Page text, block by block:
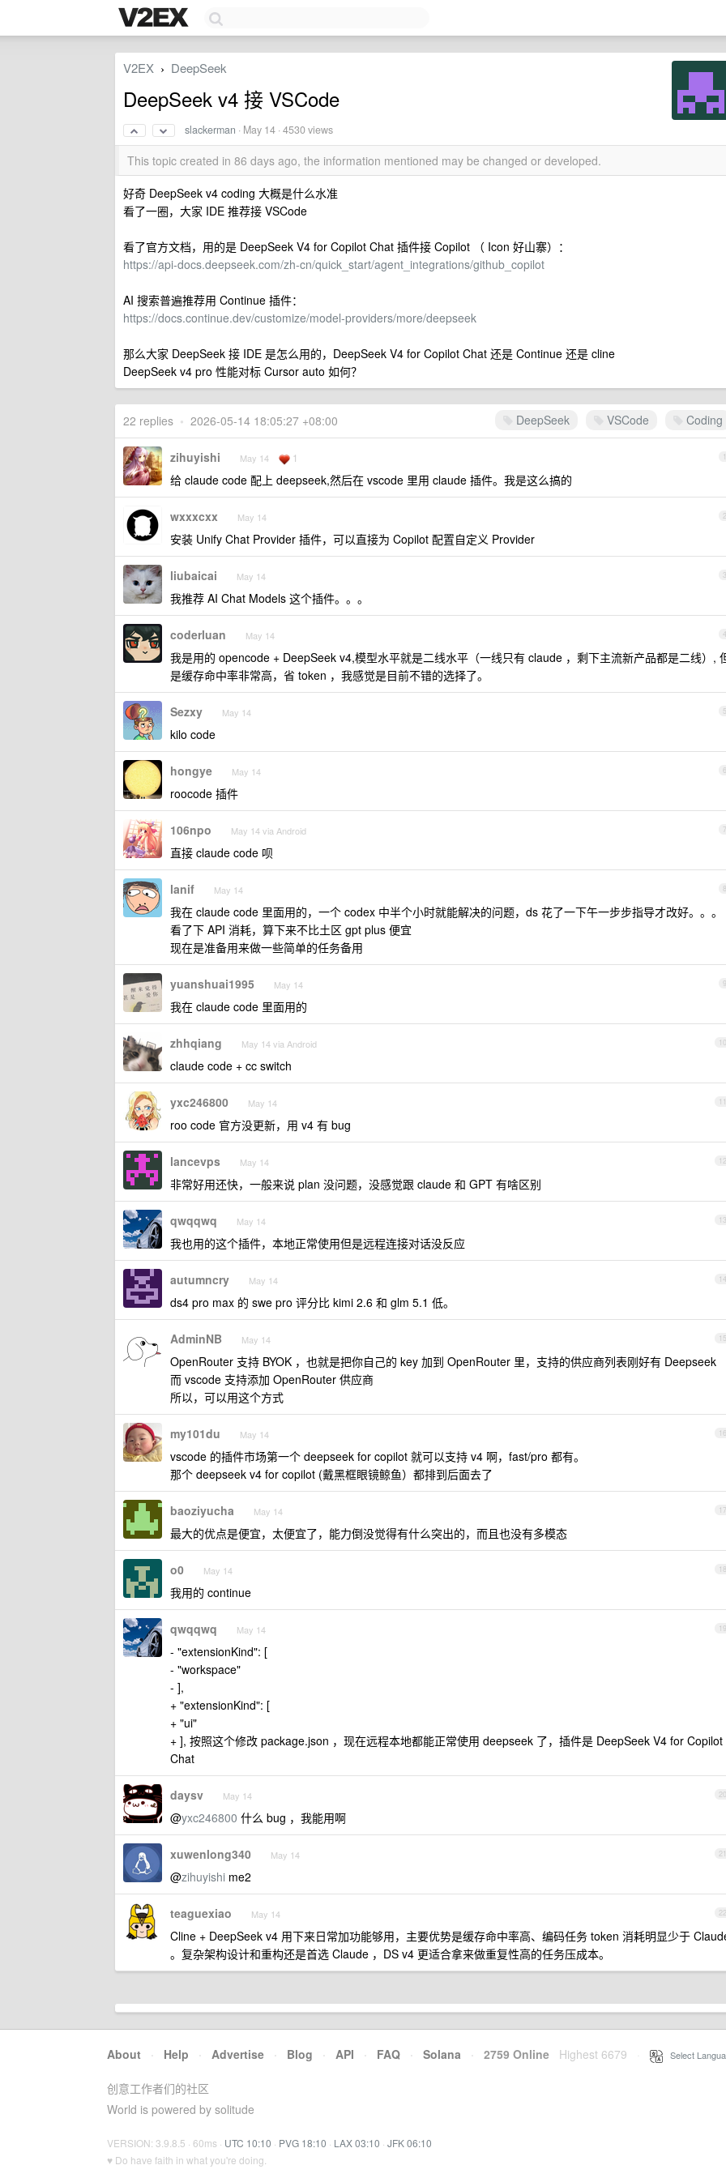
V2EX › DeepSeek
DeepSeek v4 接 VSCode
slackerman · May 14 · 4530 views
This topic created in 86 days ago, the information mentioned may be changed or developed.
好奇 DeepSeek v4 coding 大概是什么水准
看了一圈，大家 IDE 推荐接 VSCode
看了官方文档，用的是 DeepSeek V4 for Copilot Chat 插件接 Copilot （ Icon 好山寨）：
https://api-docs.deepseek.com/zh-cn/quick_start/agent_integrations/github_copilot
AI 搜索普遍推荐用 Continue 插件：
https://docs.continue.dev/customize/model-providers/more/deepseek
那么大家 DeepSeek 接 IDE 是怎么用的，DeepSeek V4 for Copilot Chat 还是 Continue 还是 cline
DeepSeek v4 pro 性能对标 Cursor auto 如何？
DeepSeek VSCode Coding
22 replies • 2026-05-14 18:05:27 +08:00
1
zihuyishi May 14 1
给 claude code 配上 deepseek,然后在 vscode 里用 claude 插件。我是这么搞的
2
wxxxcxx May 14
安装 Unify Chat Provider 插件，可以直接为 Copilot 配置自定义 Provider
3
liubaicai May 14
我推荐 AI Chat Models 这个插件。。。
4
coderluan May 14
我是用的 opencode + DeepSeek v4,模型水平就是二线水平（一线只有 claude ，剩下主流新产品都是二线）,
是缓存命中率非常高，省 token ，我感觉是目前不错的选择了。
5
Sezxy May 14
kilo code
6
hongye May 14
roocode 插件
7
106npo May 14 via Android
直接 claude code 呗
8
lanif May 14
我在 claude code 里面用的，一个 codex 中半个小时就能解决的问题，ds 花了一下午一步步指导才改好。。。
看了下 API 消耗，算下来不比土区 gpt plus 便宜
现在是准备用来做一些简单的任务备用
9
yuanshuai1995 May 14
我在 claude code 里面用的
10
zhhqiang May 14 via Android
claude code + cc switch
11
yxc246800 May 14
roo code 官方没更新，用 v4 有 bug
12
lancevps May 14
非常好用还快，一般来说 plan 没问题，没感觉跟 claude 和 GPT 有啥区别
13
qwqqwq May 14
我也用的这个插件，本地正常使用但是远程连接对话没反应
14
autumncry May 14
ds4 pro max 的 swe pro 评分比 kimi 2.6 和 glm 5.1 低。
15
AdminNB May 14
OpenRouter 支持 BYOK ，也就是把你自己的 key 加到 OpenRouter 里，支持的供应商列表刚好有 Deepseek
而 vscode 支持添加 OpenRouter 供应商
所以，可以用这个方式
16
my101du May 14
vscode 的插件市场第一个 deepseek for copilot 就可以支持 v4 啊，fast/pro 都有。
那个 deepseek v4 for copilot (戴黑框眼镜鲸鱼）都排到后面去了
17
baoziyucha May 14
最大的优点是便宜，太便宜了，能力倒没觉得有什么突出的，而且也没有多模态
18
o0 May 14
我用的 continue
19
qwqqwq May 14
- "extensionKind": [
- "workspace"
- ],
+ "extensionKind": [
+ "ui"
+ ], 按照这个修改 package.json ，现在远程本地都能正常使用 deepseek 了，插件是 DeepSeek V4 for Copilot
Chat
20
daysv May 14
@yxc246800 什么 bug ，我能用啊
21
xuwenlong340 May 14
@zihuyishi me2
22
teaguexiao May 14
Cline + DeepSeek v4 用下来日常加功能够用，主要优势是缓存命中率高、编码任务 token 消耗明显少于
。复杂架构设计和重构还是首选 Claude ，DS v4 更适合拿来做重复性高的任务压成本。
About · Help · Advertise · Blog · API · FAQ · Solana · 2759 Online Highest 6679 Select
创意工作者们的社区
World is powered by solitude
VERSION: 3.9.8.5 · 60ms · UTC 10:10 · PVG 18:10 · LAX 03:10 · JFK 06:10
♥ Do have faith in what you're doing.